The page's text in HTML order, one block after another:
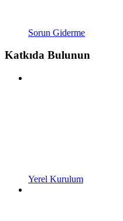
Sorun Giderme
Katkıda Bulunun
Yerel Kurulum